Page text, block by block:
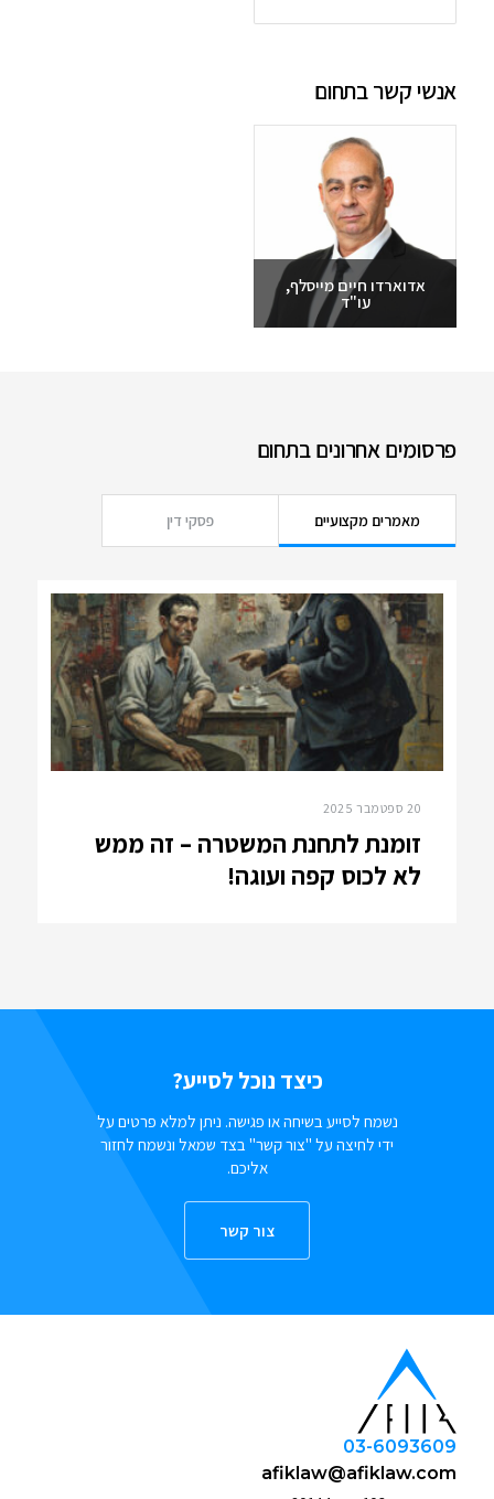
אנשי קשר בתחום
אדוארדו חיים מייסלף,
עו"ד
פרסומים אחרונים בתחום
מאמרים מקצועיים פסקי דין
20 ספטמבר 2025
זומנת לתחנת המשטרה – זה ממש
לא לכוס קפה ועוגה!
כיצד נוכל לסייע?
נשמח לסייע בשיחה או פגישה. ניתן למלא פרטים על
ידי לחיצה על "צור קשר" בצד שמאל ונשמח לחזור
אליכם.
צור קשר
03-6093609
afiklaw@afiklaw.com